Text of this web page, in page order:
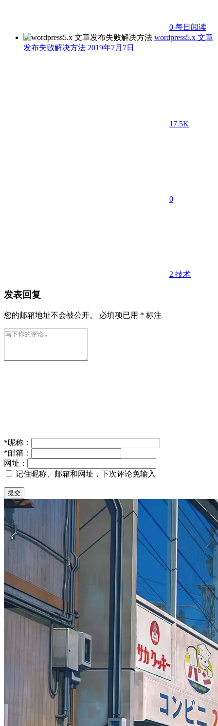
0 每日阅读
wordpress5.x 文章
发布失败解决方法 2019年7月7日
17.5K
0
2 技术
发表回复
您的邮箱地址不会被公开。 必填项已用 * 标注
*昵称：
*邮箱：
网址：
记住昵称、邮箱和网址，下次评论免输入
提交